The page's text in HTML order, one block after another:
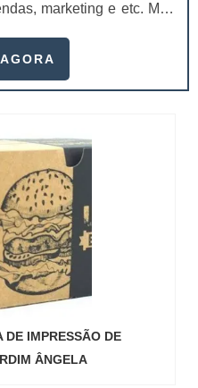
marketing e etc. Mas
podem não valer
pois este item,
DE IMPRESSÃO DE
ÂNGELA